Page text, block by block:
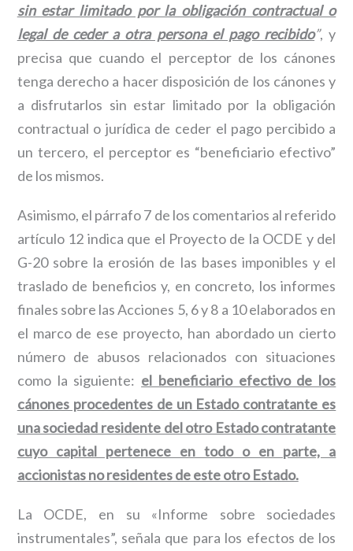
sin estar limitado por la obligación contractual o
legal de ceder a otra persona el pago recibido”, y
precisa que cuando el perceptor de los cánones
tenga derecho a hacer disposición de los cánones y
a disfrutarlos sin estar limitado por la obligación
contractual o jurídica de ceder el pago percibido a
un tercero, el perceptor es “beneficiario efectivo”
de los mismos.
Asimismo, el párrafo 7 de los comentarios al referido
artículo 12 indica que el Proyecto de la OCDE y del
G-20 sobre la erosión de las bases imponibles y el
traslado de beneficios y, en concreto, los informes
finales sobre las Acciones 5, 6 y 8 a 10 elaborados en
el marco de ese proyecto, han abordado un cierto
número de abusos relacionados con situaciones
como la siguiente: el beneficiario efectivo de los
cánones procedentes de un Estado contratante es
una sociedad residente del otro Estado contratante
cuyo capital pertenece en todo o en parte, a
accionistas no residentes de este otro Estado.
La OCDE, en su «Informe sobre sociedades
instrumentales”, señala que para los efectos de los